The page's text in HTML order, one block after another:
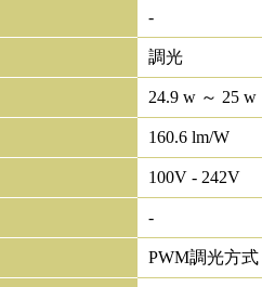
-
調光
24.9 w ～ 25 w
160.6 lm/W
100V - 242V
-
PWM調光方式